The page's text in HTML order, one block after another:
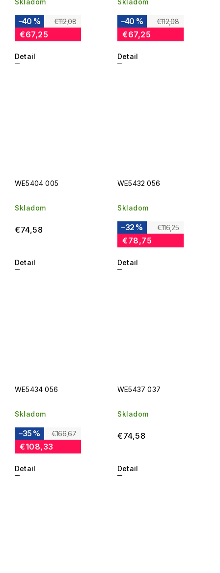
Skladom
€112,08
–40 %
€67,25
Detail
Skladom
€112,08
–40 %
€67,25
Detail
WE5404 005
Skladom
€74,58
Detail
WE5432 056
Skladom
€116,25
–32 %
€78,75
Detail
WE5434 056
Skladom
€166,67
–35 %
€108,33
Detail
WE5437 037
Skladom
€74,58
Detail